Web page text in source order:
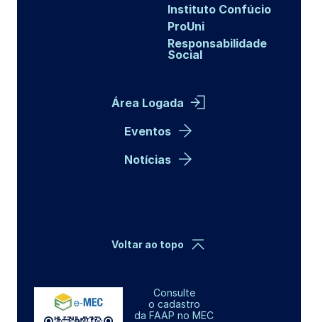
Instituto Confúcio
ProUni
Responsabilidade
Social
Área Logada
Eventos
Notícias
Consulte
o cadastro
da FAAP no MEC
Voltar ao topo